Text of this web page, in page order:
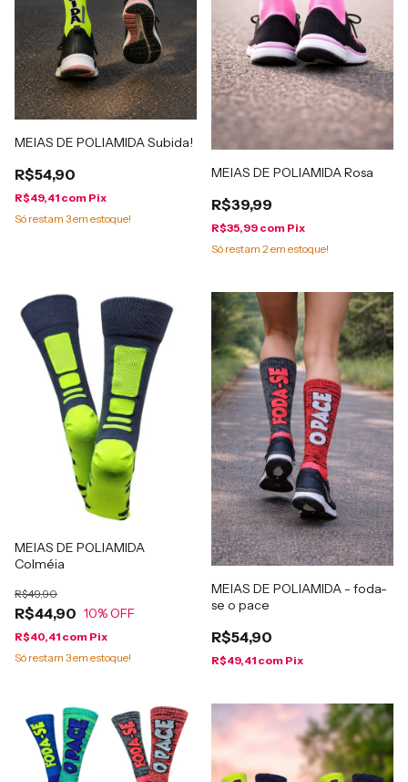
MEIAS DE POLIAMIDA Subida!
R$54,90
R$49,41 com Pix
Só restam 3em estoque!
MEIAS DE POLIAMIDA Rosa
R$39,99
R$35,99 com Pix
Só restam 2em estoque!
MEIAS DE POLIAMIDA
Colméia
R$44,90
R$49,90
10% OFF
R$40,41 com Pix
Só restam 3em estoque!
MEIAS DE POLIAMIDA - foda-
se o pace
R$54,90
R$49,41 com Pix